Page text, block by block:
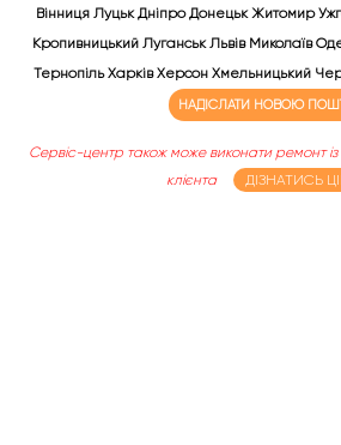
Вінниця Луцьк Дніпро Донецьк Житомир
Кропивницький Луганськ Львів Миколаїв
Тернопіль Харків Херсон Хмельницький
НАДІСЛАТИ НОВОЮ
Сервіс-центр також може виконати ремонт
клієнта
ДІЗНАТИСЬ